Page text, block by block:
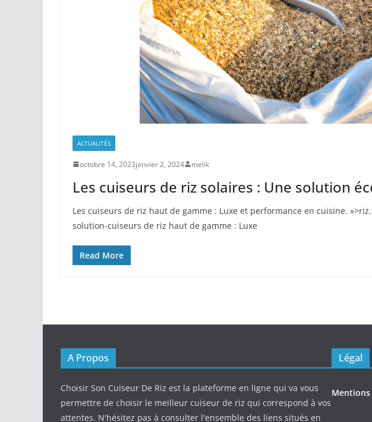
ACTUALITÉS
octobre 14, 2023janvier 2, 2024 melik
Les cuiseurs de riz solaires : Une solution
Les cuiseurs de riz haut de gamme : Luxe et performance en cuisine.
solution-cuiseurs de riz haut de gamme : Luxe
Read More
A Propos
Choisir Son Cuiseur De Riz est la plateforme en ligne qui va vous
permettre de choisir le meilleur cuiseur de riz qui correspond à vos
attentes. N'hésitez pas à consulter l'ensemble des liens situés en
Légal
Mentions